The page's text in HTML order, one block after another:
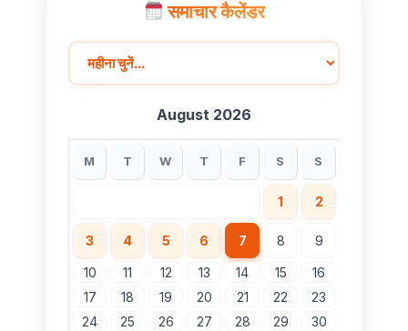
समाचार कैलेंडर
August 2026
M T W T F S S
1 2
3 4 5 6 7 8 9
10 11 12 13 14 15
16
17
18 19 20 21 22
23
24
25 26 27 28 29
30